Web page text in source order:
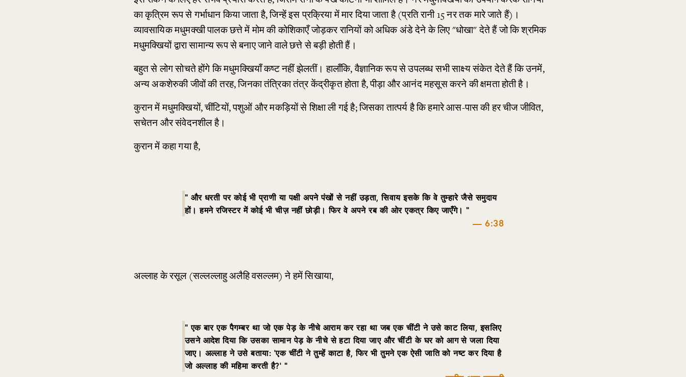
का कृत्रिम रूप से गर्भाधान किया जाता है, जिन्हें इस प्रक्रिया में मार दिया जाता है (प्रति रानी 15 नर तक मारे जाते हैं)।
व्यावसायिक मधुमक्खी पालक छत्ते में मोम की कोशिकाएँ जोड़कर रानियों को अधिक अंडे देने के लिए "धोखा" देते हैं जो कि श्रमिक
मधुमक्खियों द्वारा सामान्य रूप से बनाए जाने वाले छत्ते से बड़ी होती हैं।
बहुत से लोग सोचते होंगे कि मधुमक्खियाँ कष्ट नहीं झेलतीं। हालाँकि, वैज्ञानिक रूप से उपलब्ध सभी साक्ष्य संकेत देते हैं कि उनमें,
अन्य अकशेरुकी जीवों की तरह, जिनका तंत्रिका तंत्र केंद्रीकृत होता है, पीड़ा और आनंद महसूस करने की क्षमता होती है।
कुरान में मधुमक्खियों, चींटियों, पशुओं और मकड़ियों से शिक्षा ली गई है; जिसका तात्पर्य है कि हमारे आस-पास की हर चीज जीवित,
सचेतन और संवेदनशील है।
कुरान में कहा गया है,
“ और धरती पर कोई भी प्राणी या पक्षी अपने पंखों से नहीं उड़ता, सिवाय इसके कि वे तुम्हारे जैसे समुदाय
हों। हमने रजिस्टर में कोई भी चीज़ नहीं छोड़ी। फिर वे अपने रब की ओर एकत्र किए जाएँगे। ”
— 6:38
अल्लाह के रसूल (सल्लल्लाहु अलैहि वसल्लम) ने हमें सिखाया,
“ एक बार एक पैगम्बर था जो एक पेड़ के नीचे आराम कर रहा था जब एक चींटी ने उसे काट लिया, इसलिए
उसने आदेश दिया कि उसका सामान पेड़ के नीचे से हटा दिया जाए और चींटी के घर को आग से जला दिया
जाए। अल्लाह ने उसे बताया: 'एक चींटी ने तुम्हें काटा है, फिर भी तुमने एक ऐसी जाति को नष्ट कर दिया है
जो अल्लाह की महिमा करती है?' ”